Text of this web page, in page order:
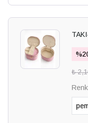
%
₺
Renk